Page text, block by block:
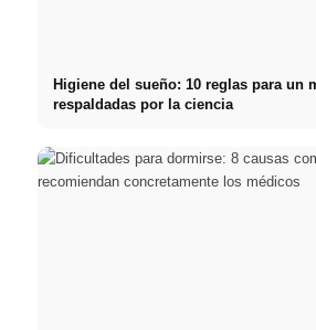
Higiene del sueño: 10 reglas para un
respaldadas por la ciencia